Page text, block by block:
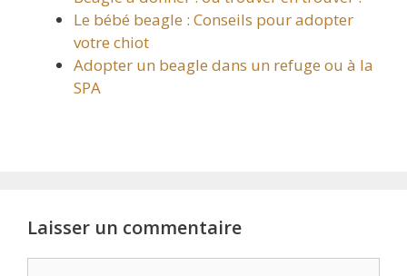
Le bébé beagle : Conseils pour adopter
votre chiot
Adopter un beagle dans un refuge ou à la
SPA
Laisser un commentaire